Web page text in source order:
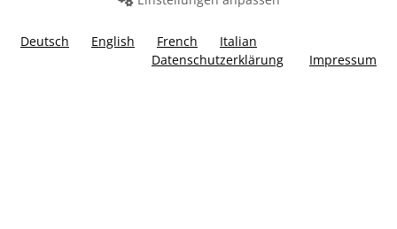
Deutsch English French
Italian
Datenschutzerklärung
Impressum